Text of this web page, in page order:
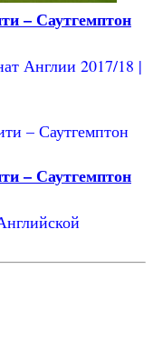
– Саутгемптон
Англии 2017/18 |
– Саутгемптон